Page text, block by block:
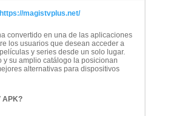
https://magistvplus.net/
convertido en una de las aplicaciones
los usuarios que desean acceder a
y series desde un solo lugar.
y su amplio catálogo la posicionan
alternativas para dispositivos
APK?